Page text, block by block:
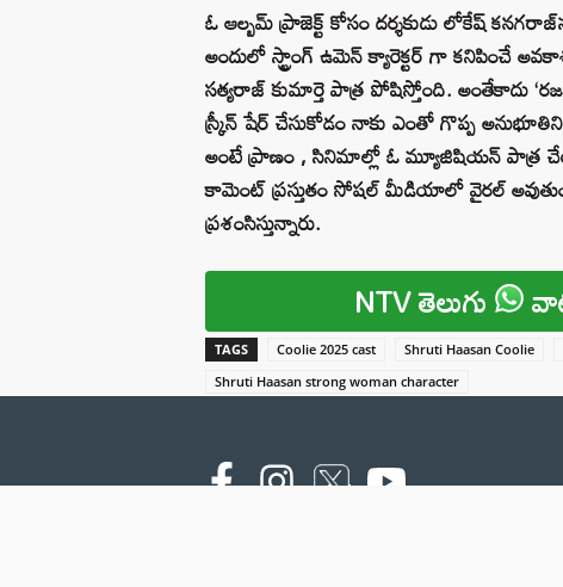
ఓ ఆల్బమ్ ప్రాజెక్ట్ కోసం దర్శకుడు లోకేష్ కనగరాజ్‌ను
అందులో స్ట్రాంగ్ ఉమెన్ క్యారెక్టర్ గా కనిపించే
సత్యరాజ్ కుమార్తె పాత్ర పోషిస్తోంది. అంతేకాదు
స్క్రీన్ షేర్ చేసుకోడం నాకు ఎంతో గొప్ప
అంటే ప్రాణం , సినిమాల్లో ఓ మ్యూజిషియన్ పాత్ర
కామెంట్ ప్రస్తుతం సోషల్ మీడియాలో వైరల్
ప్రశంసిస్తున్నారు.
NTV తెలుగు
TAGS Coolie 2025 cast Shruti Haasan Coolie
Shruti Haasan strong woman character